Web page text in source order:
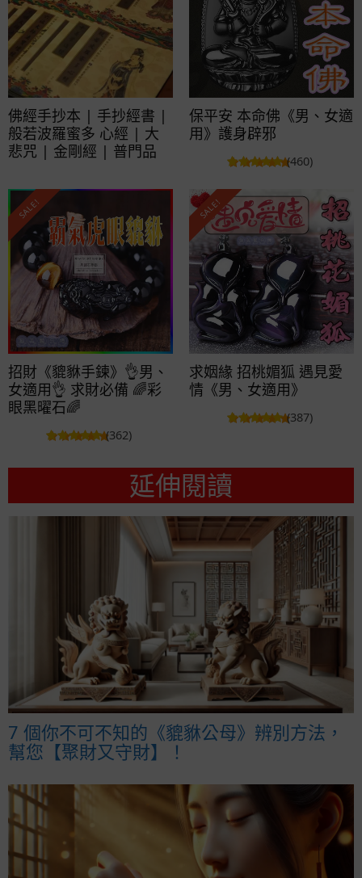
佛經手抄本 | 手抄經書 |
般若波羅蜜多 心經 | 大
悲咒 | 金剛經 | 普門品
保平安 本命佛《男、女適
用》護身辟邪
(460)
SALE!
招財《貔貅手鍊》👌男、
女適用👌 求財必備 🌈彩
眼黑曜石🌈
(362)
SALE!
求姻緣 招桃媚狐 遇見愛
情《男、女適用》
(387)
延伸閱讀
7 個你不可不知的《貔貅公母》辨別方法，
幫您【聚財又守財】！